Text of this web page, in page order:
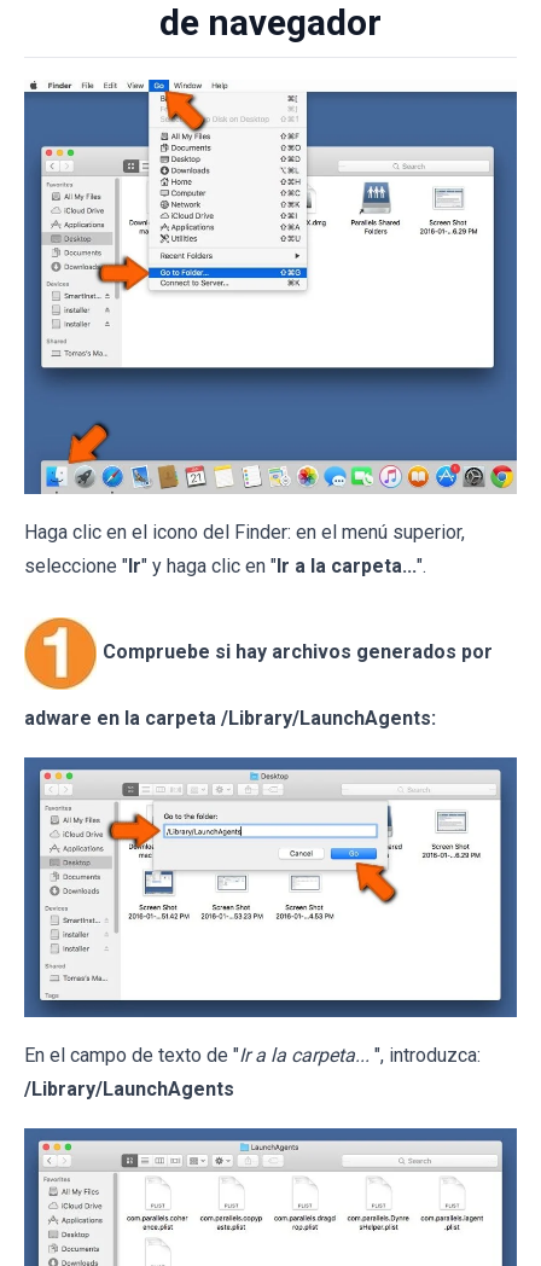
de navegador
Haga clic en el icono del Finder: en el menú superior,
seleccione "Ir" y haga clic en "Ir a la carpeta...".
Compruebe si hay archivos generados por
adware en la carpeta /Library/LaunchAgents:
En el campo de texto de "Ir a la carpeta... ", introduzca:
/Library/LaunchAgents